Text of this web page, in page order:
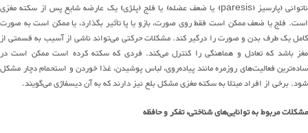
ناتوانی(پارسیز(paresis) یا ضعف عضله) یا فلج(پلژی)یک عارضه شایع پس از سکته مغزی
است. فلج یا ضعف ممکن است فقط روی صورت، بازو یا پا تأثیر بگذارد، یا ممکن استبه صورت
کاملیک طرف بدن و صورت را درگیر کند.مشکلات حرکتیمیتواندناشی از آسیب به قسمتی از
مغز باشد که تعادل و هماهنگی را کنترل میکند. فردی که سکته کرده است ممکن است در
سادهترینفعالیتهایروزمره مانندپیادهروی، لباس پوشیدن، غذا خوردن و استحمامدچار مشکل
شود.برخی از افراد مبتلا به سکته مغزی مشکل بلعنیزدارند که به آن دیسفاژیمیگویند.
مشکلات مربوط بهتوانایی‌هایشناختی، تفکروحافظه